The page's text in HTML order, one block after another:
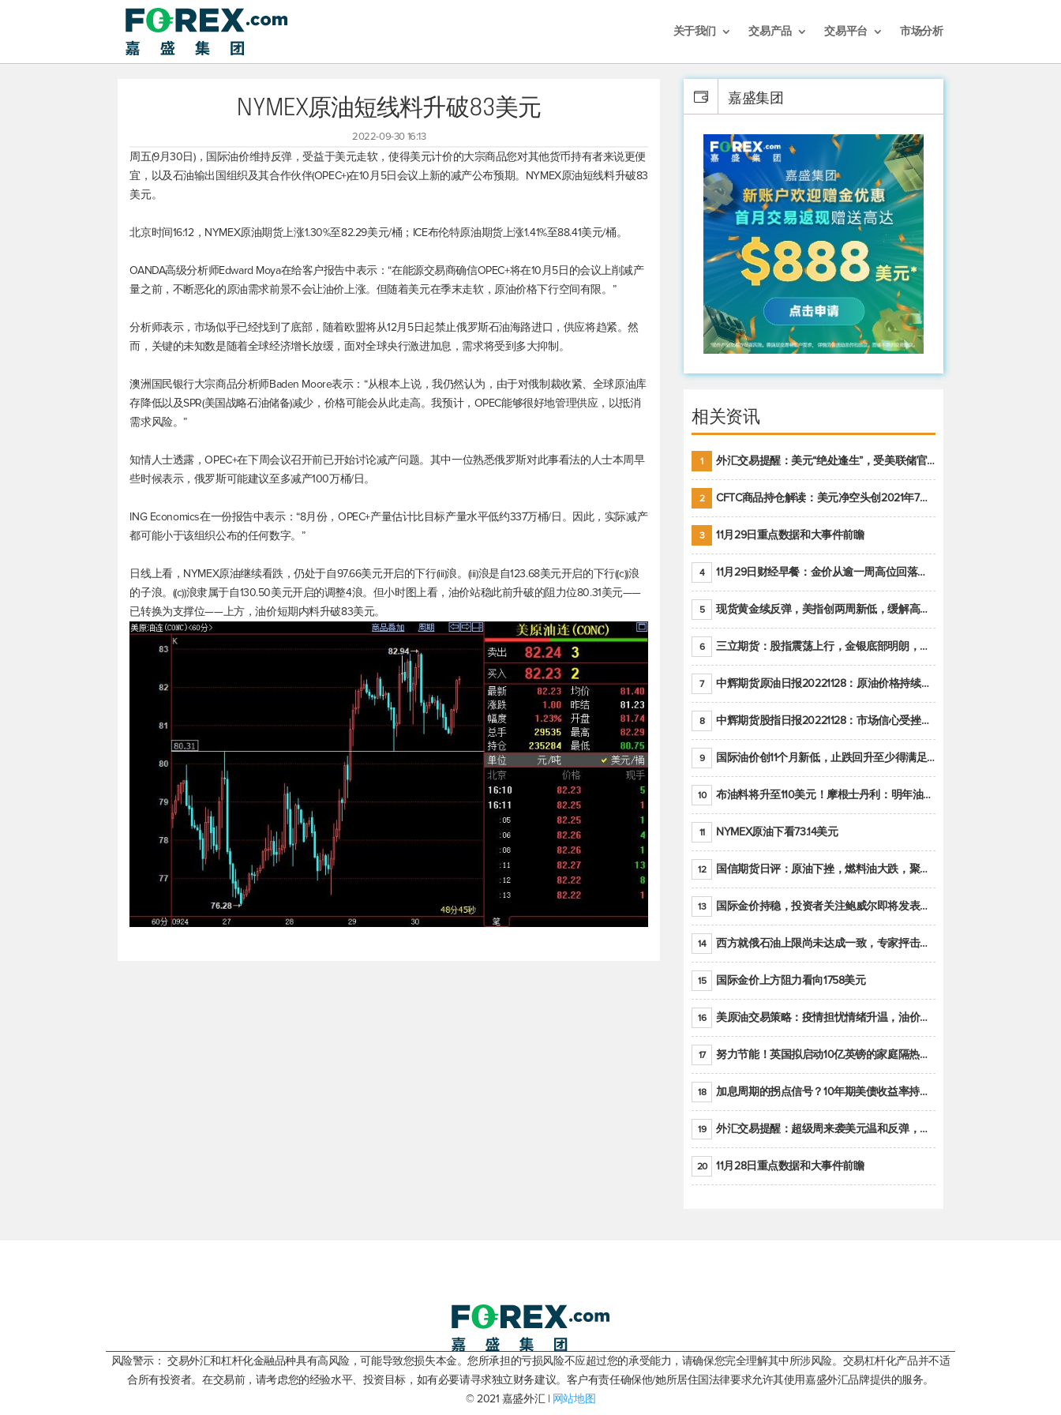
关于我们 交易产品 交易平台 市场分析
NYMEX原油短线料升破83美元
2022-09-30 16:13
周五(9月30日)，国际油价维持反弹，受益于美元走软，使得美元计价的大宗商品您对其他货币持有者来说更便
宜，以及石油输出国组织及其合作伙伴(OPEC+)在10月5日会议上新的减产公布预期。NYMEX原油短线料升破83
美元。
北京时间16:12，NYMEX原油期货上涨1.30%至82.29美元/桶；ICE布伦特原油期货上涨1.41%至88.41美元/桶。
OANDA高级分析师Edward Moya在给客户报告中表示：“在能源交易商确信OPEC+将在10月5日的会议上削减产
量之前，不断恶化的原油需求前景不会让油价上涨。但随着美元在季末走软，原油价格下行空间有限。”
分析师表示，市场似乎已经找到了底部，随着欧盟将从12月5日起禁止俄罗斯石油海路进口，供应将趋紧。然
而，关键的未知数是随着全球经济增长放缓，面对全球央行激进加息，需求将受到多大抑制。
澳洲国民银行大宗商品分析师Baden Moore表示：“从根本上说，我仍然认为，由于对俄制裁收紧、全球原油库
存降低以及SPR(美国战略石油储备)减少，价格可能会从此走高。我预计，OPEC能够很好地管理供应，以抵消
需求风险。”
知情人士透露，OPEC+在下周会议召开前已开始讨论减产问题。其中一位熟悉俄罗斯对此事看法的人士本周早
些时候表示，俄罗斯可能建议至多减产100万桶/日。
ING Economics在一份报告中表示：“8月份，OPEC+产量估计比目标产量水平低约337万桶/日。因此，实际减产
都可能小于该组织公布的任何数字。”
日线上看，NYMEX原油继续看跌，仍处于自97.66美元开启的下行(iii)浪。(iii)浪是自123.68美元开启的下行((c))浪
的子浪。((c))浪隶属于自130.50美元开启的调整4浪。但小时图上看，油价站稳此前升破的阻力位80.31美元——
已转换为支撑位——上方，油价短期内料升破83美元。
嘉盛集团
相关资讯
1 外汇交易提醒：美元“绝处逢生”，受美联储官员鹰派讲话支撑
2 CFTC商品持仓解读：美元净空头创2021年7月以来最大，黄金期货投机性净多头头寸减少
3 11月29日重点数据和大事件前瞻
4 11月29日财经早餐：金价从逾一周高位回落，美联储官员重申鹰派立场推动美元回升
5 现货黄金续反弹，美指创两周新低，缓解高通胀美国须治本
6 三立期货：股指震荡上行，金银底部明朗，原油偏弱走势(20221128收评)
7 中辉期货原油日报20221128：原油价格持续下降，市场关注OPEC+新一轮产能政策
8 中辉期货股指日报20221128：市场信心受挫，股指全线回调
9 国际油价创11个月新低，止跌回升至少得满足二大条件之一
10 布油料将升至110美元！摩根士丹利：明年油市面临七大不确定性
11 NYMEX原油下看73.14美元
12 国信期货日评：原油下挫，燃料油大跌，聚烯烃谨慎回调
13 国际金价持稳，投资者关注鲍威尔即将发表的讲话
14 西方就俄石油上限尚未达成一致，专家抨击限价是无用功
15 国际金价上方阻力看向1758美元
16 美原油交易策略：疫情担忧情绪升温，油价跌创年内新低
17 努力节能！英国拟启动10亿英镑的家庭隔热工程 减少能源消耗
18 加息周期的拐点信号？10年期美债收益率持续低于联邦基金利率目标区间
19 外汇交易提醒：超级周来袭美元温和反弹，警惕筑底可能性
20 11月28日重点数据和大事件前瞻
风险警示： 交易外汇和杠杆化金融品种具有高风险，可能导致您损失本金。您所承担的亏损风险不应超过您的承受能力，请确保您完全理解其中所涉风险。交易杠杆化产品并不适
合所有投资者。在交易前，请考虑您的经验水平、投资目标，如有必要请寻求独立财务建议。客户有责任确保他/她所居住国法律要求允许其使用嘉盛外汇品牌提供的服务。
© 2021 嘉盛外汇 | 网站地图